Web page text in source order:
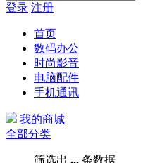
登录 注册
首页
数码办公
时尚影音
电脑配件
手机通讯
我的商城
全部分类
筛选出 ... 条数据